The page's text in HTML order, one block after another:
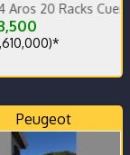
Cuero
tracción
Peugeot